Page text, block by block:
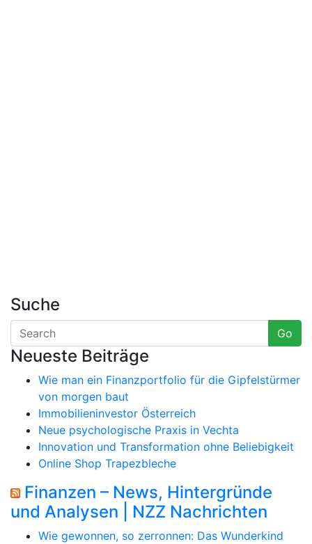
Suche
Go
Neueste Beiträge
Wie man ein Finanzportfolio für die Gipfelstürmer
von morgen baut
Immobilieninvestor Österreich
Neue psychologische Praxis in Vechta
Innovation und Transformation ohne Beliebigkeit
Online Shop Trapezbleche
Finanzen – News, Hintergründe
und Analysen | NZZ Nachrichten
Wie gewonnen, so zerronnen: Das Wunderkind